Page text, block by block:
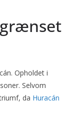
Opholdet i
Selvom
da Huracán